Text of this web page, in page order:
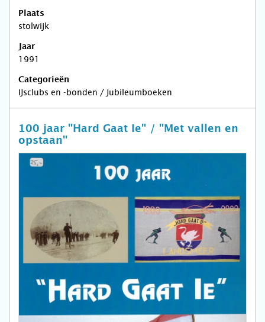
Plaats
stolwijk
Jaar
1991
Categorieën
IJsclubs en -bonden / Jubileumboeken
100 jaar "Hard Gaat Ie" / "Met vallen en
opstaan"